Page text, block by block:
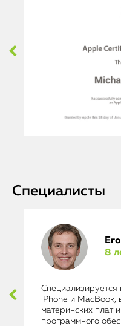
Специалисты
8
iPhone и MacBook,
материнских плат
программного